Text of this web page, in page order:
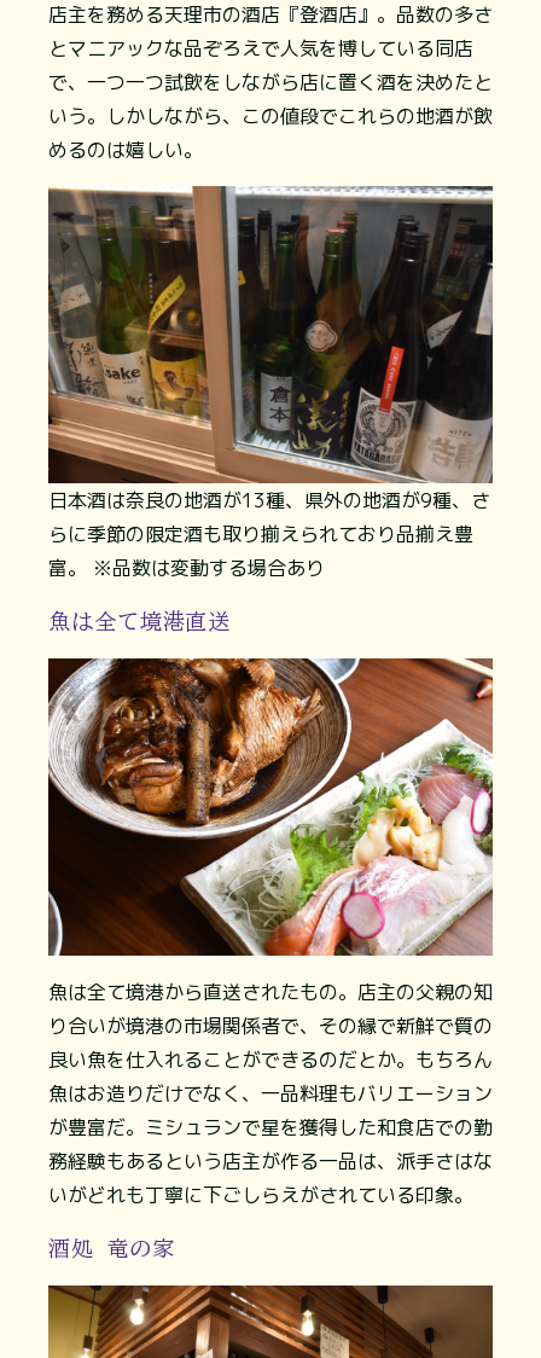
店主を務める天理市の酒店『登酒店』。品数の多さ
とマニアックな品ぞろえで人気を博している同店
で、一つ一つ試飲をしながら店に置く酒を決めたと
いう。しかしながら、この値段でこれらの地酒が飲
めるのは嬉しい。
日本酒は奈良の地酒が13種、県外の地酒が9種、さ
らに季節の限定酒も取り揃えられており品揃え豊
富。 ※品数は変動する場合あり
魚は全て境港直送
魚は全て境港から直送されたもの。店主の父親の知
り合いが境港の市場関係者で、その縁で新鮮で質の
良い魚を仕入れることができるのだとか。もちろん
魚はお造りだけでなく、一品料理もバリエーション
が豊富だ。ミシュランで星を獲得した和食店での勤
務経験もあるという店主が作る一品は、派手さはな
いがどれも丁寧に下ごしらえがされている印象。
酒処 竜の家